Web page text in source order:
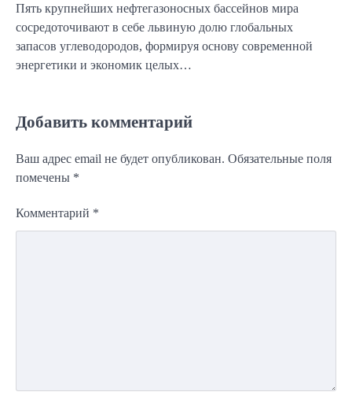
Пять крупнейших нефтегазоносных бассейнов мира
сосредоточивают в себе львиную долю глобальных
запасов углеводородов, формируя основу современной
энергетики и экономик целых…
Добавить комментарий
Ваш адрес email не будет опубликован. Обязательные поля
помечены *
Комментарий *